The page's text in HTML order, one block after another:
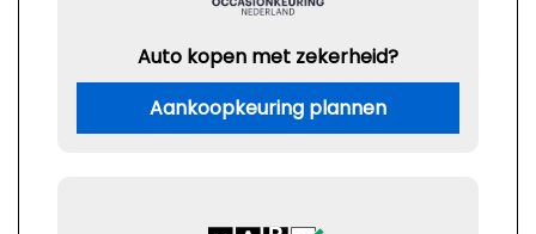
Auto kopen met zekerheid?
Aankoopkeuring plannen